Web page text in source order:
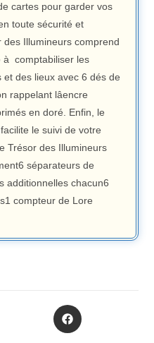
cartes pour garder vos
toute sécurité et
Illumineurs comprend
à comptabiliser les
des lieux avec 6 dés de
rappelant lâencre
en doré. Enfin, le
le suivi de votre
Trésor des Illumineurs
séparateurs de
additionnelles chacun6
compteur de Lore